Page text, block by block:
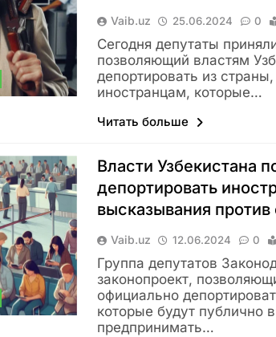
Vaib.uz 25.06.2024 0
Сегодня депутаты
позволяющий властям
депортировать из
иностранцам, которые…
Читать больше
Власти Узбекистана
депортировать
высказывания
Vaib.uz 12.06.2024 0
Группа депутатов
законопроект,
официально
которые будут публично
предпринимать…